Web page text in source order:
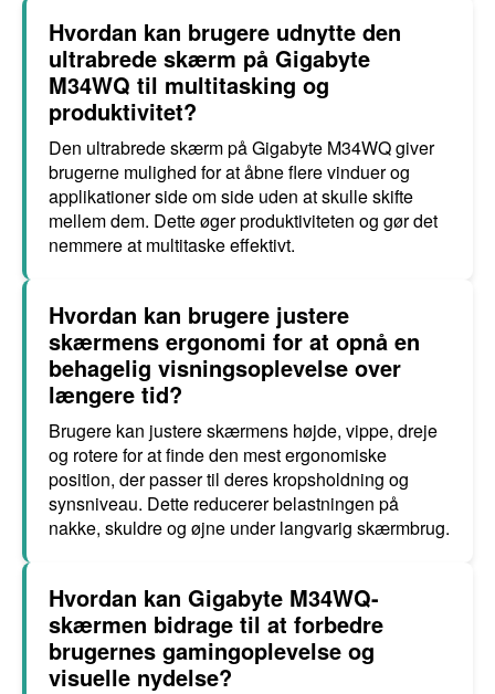
Hvordan kan brugere udnytte den
ultrabrede skærm på Gigabyte
M34WQ til multitasking og
produktivitet?
Den ultrabrede skærm på Gigabyte M34WQ giver
brugerne mulighed for at åbne flere vinduer og
applikationer side om side uden at skulle skifte
mellem dem. Dette øger produktiviteten og gør det
nemmere at multitaske effektivt.
Hvordan kan brugere justere
skærmens ergonomi for at opnå en
behagelig visningsoplevelse over
længere tid?
Brugere kan justere skærmens højde, vippe, dreje
og rotere for at finde den mest ergonomiske
position, der passer til deres kropsholdning og
synsniveau. Dette reducerer belastningen på
nakke, skuldre og øjne under langvarig skærmbrug.
Hvordan kan Gigabyte M34WQ-
skærmen bidrage til at forbedre
brugernes gamingoplevelse og
visuelle nydelse?